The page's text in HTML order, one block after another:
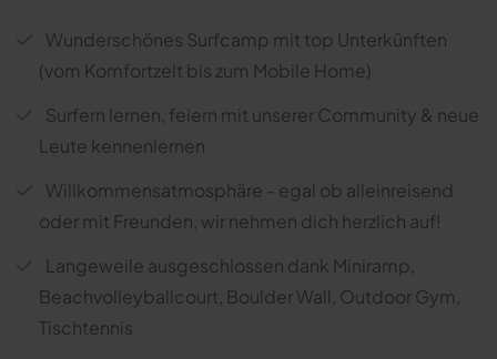
Wunderschönes Surfcamp mit top Unterkünften
(vom Komfortzelt bis zum Mobile Home)
Surfern lernen, feiern mit unserer Community & neue
Leute kennenlernen
Willkommensatmosphäre - egal ob alleinreisend
oder mit Freunden, wir nehmen dich herzlich auf!
Langeweile ausgeschlossen dank Miniramp,
Beachvolleyballcourt, Boulder Wall, Outdoor Gym,
Tischtennis